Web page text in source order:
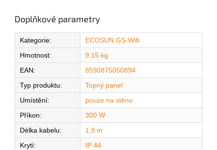
Doplňkové parametry
Kategorie:
ECOSUN GS-Wifi
Hmotnost:
9.15 kg
EAN:
8590875050894
Typ produktu:
Topný panel
Umístění:
pouze na stěnu
Příkon:
300 W
Délka kabelu:
1,9 m
Krytí:
IP 44